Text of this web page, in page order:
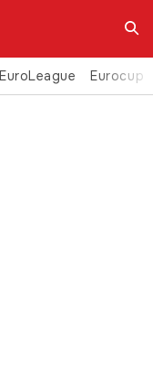
Ara
Eurocup